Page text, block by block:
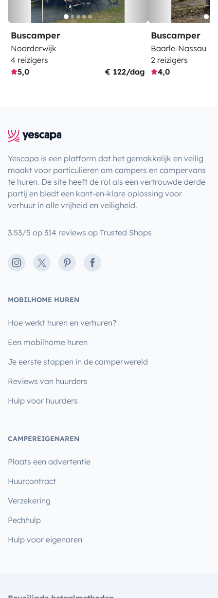
Buscamper
Noorderwijk
4 reizigers
5,0
€ 122/dag
Buscamper
Baarle-Nassau
2 reizigers
4,0
Yescapa is een platform dat het gemakkelijk en veilig
maakt voor particulieren om campers en campervans
te huren. De site heeft de rol als een vertrouwde derde
partij en biedt een kant-en-klare oplossing voor
verhuur in alle vrijheid en veiligheid.
3.53/5 op 314 reviews op Trusted Shops
Instagram
X PinterestFacebook
MOBILHOME HUREN
Hoe werkt huren en verhuren?
Een mobilhome huren
Je eerste stappen in de camperwereld
Reviews van huurders
Hulp voor huurders
CAMPEREIGENAREN
Plaats een advertentie
Huurcontract
Verzekering
Pechhulp
Hulp voor eigenaren